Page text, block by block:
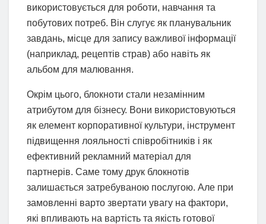
використовується для роботи, навчання та
побутових потреб. Він слугує як планувальник
завдань, місце для запису важливої інформації
(наприклад, рецептів страв) або навіть як
альбом для малювання.
Окрім цього, блокноти стали незамінним
атрибутом для бізнесу. Вони використовуються
як елемент корпоративної культури, інструмент
підвищення лояльності співробітників і як
ефективний рекламний матеріал для
партнерів. Саме тому друк блокнотів
залишається затребуваною послугою. Але при
замовленні варто звертати увагу на фактори,
які впливають на вартість та якість готової